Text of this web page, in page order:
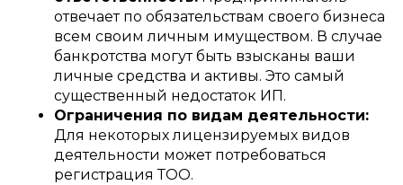
отвечает по обязательствам своего бизнеса
всем своим личным имуществом. В случае
банкротства могут быть взысканы ваши
личные средства и активы. Это самый
существенный недостаток ИП.
Ограничения по видам деятельности:
Для некоторых лицензируемых видов
деятельности может потребоваться
регистрация ТОО.